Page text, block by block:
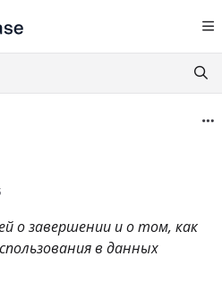
at:
before exploring further.
о завершении и о том, как
в данных